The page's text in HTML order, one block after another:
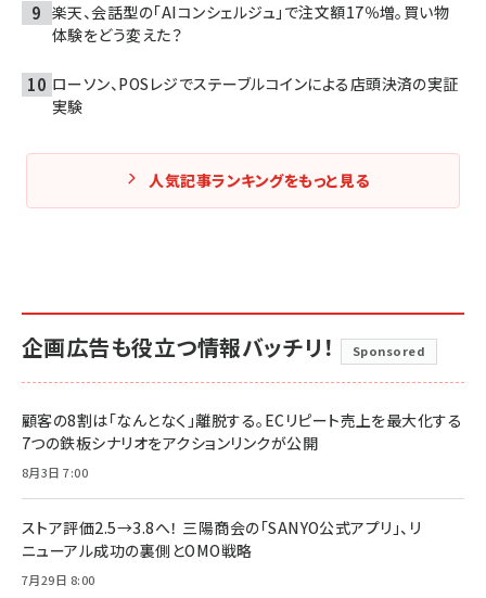
楽天、会話型の「AIコンシェルジュ」で注文額17％増。買い物
体験をどう変えた？
ローソン、POSレジでステーブルコインによる店頭決済の実証
実験
人気記事ランキングをもっと見る
企画広告も役立つ情報バッチリ！ Sponsored
顧客の8割は「なんとなく」離脱する。ECリピート売上を最大化する
7つの鉄板シナリオをアクションリンクが公開
8月3日 7:00
ストア評価2.5→3.8へ！ 三陽商会の「SANYO公式アプリ」、リ
ニューアル成功の裏側とOMO戦略
7月29日 8:00